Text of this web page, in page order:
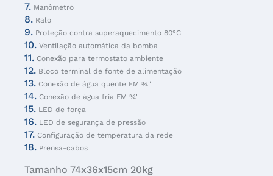
7. Manômetro
8. Ralo
9. Proteção contra superaquecimento 80°C
10. Ventilação automática da bomba
11. Conexão para termostato ambiente
12. Bloco terminal de fonte de alimentação
13. Conexão de água quente FM ¾"
14. Conexão de água fria FM ¾"
15. LED de força
16. LED de segurança de pressão
17. Configuração de temperatura da rede
18. Prensa-cabos
Tamanho 74x36x15cm 20kg